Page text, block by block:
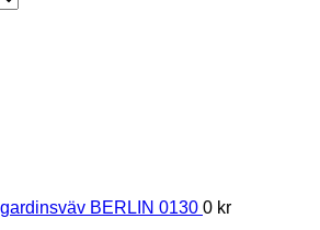
BERLIN 0130 0 kr